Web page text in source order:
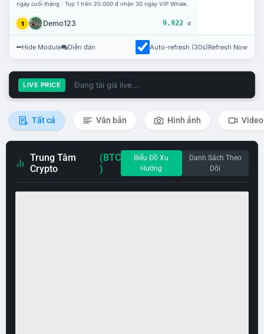
ngày cuối tháng · Top 1 trên 20.000 đ nhận 30 ngày VIP Whale.
1 Demo123 9.922 đ
Hide Module Diễn đàn Auto-refresh (30s)Refresh Now
LIVE PRICE Đang tải giá live...
Tất cả Văn bản Hình ảnh Video
Trung Tâm
Crypto
(BTC
)
Biểu Đồ Xu
Hướng
Danh Sách Theo
Dõi